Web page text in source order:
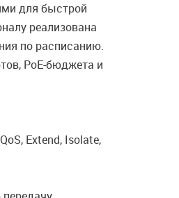
для быстрой
реализована
по расписанию.
PoE-бюджета и
Extend, Isolate,